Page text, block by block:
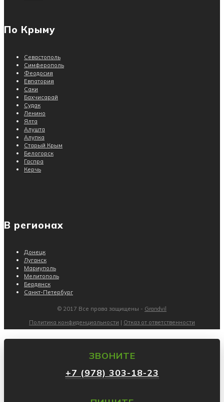
По Крыму
Севастополь
Симферополь
Феодосия
Евпатория
Саки
Бахчисарай
Судак
Ленино
Ялта
Алушта
Алупка
Старый Крым
Белогорск
Гаспра
Керчь
В регионах
Донецк
Луганск
Мариуполь
Мелитополь
Бердянск
Санкт-Петербург
© 2017 Все права защищены - Grandvil
Политика конфиденциальности | Отказ от ответственности
ЗВОНИТЕ
+7 (978) 303-18-23